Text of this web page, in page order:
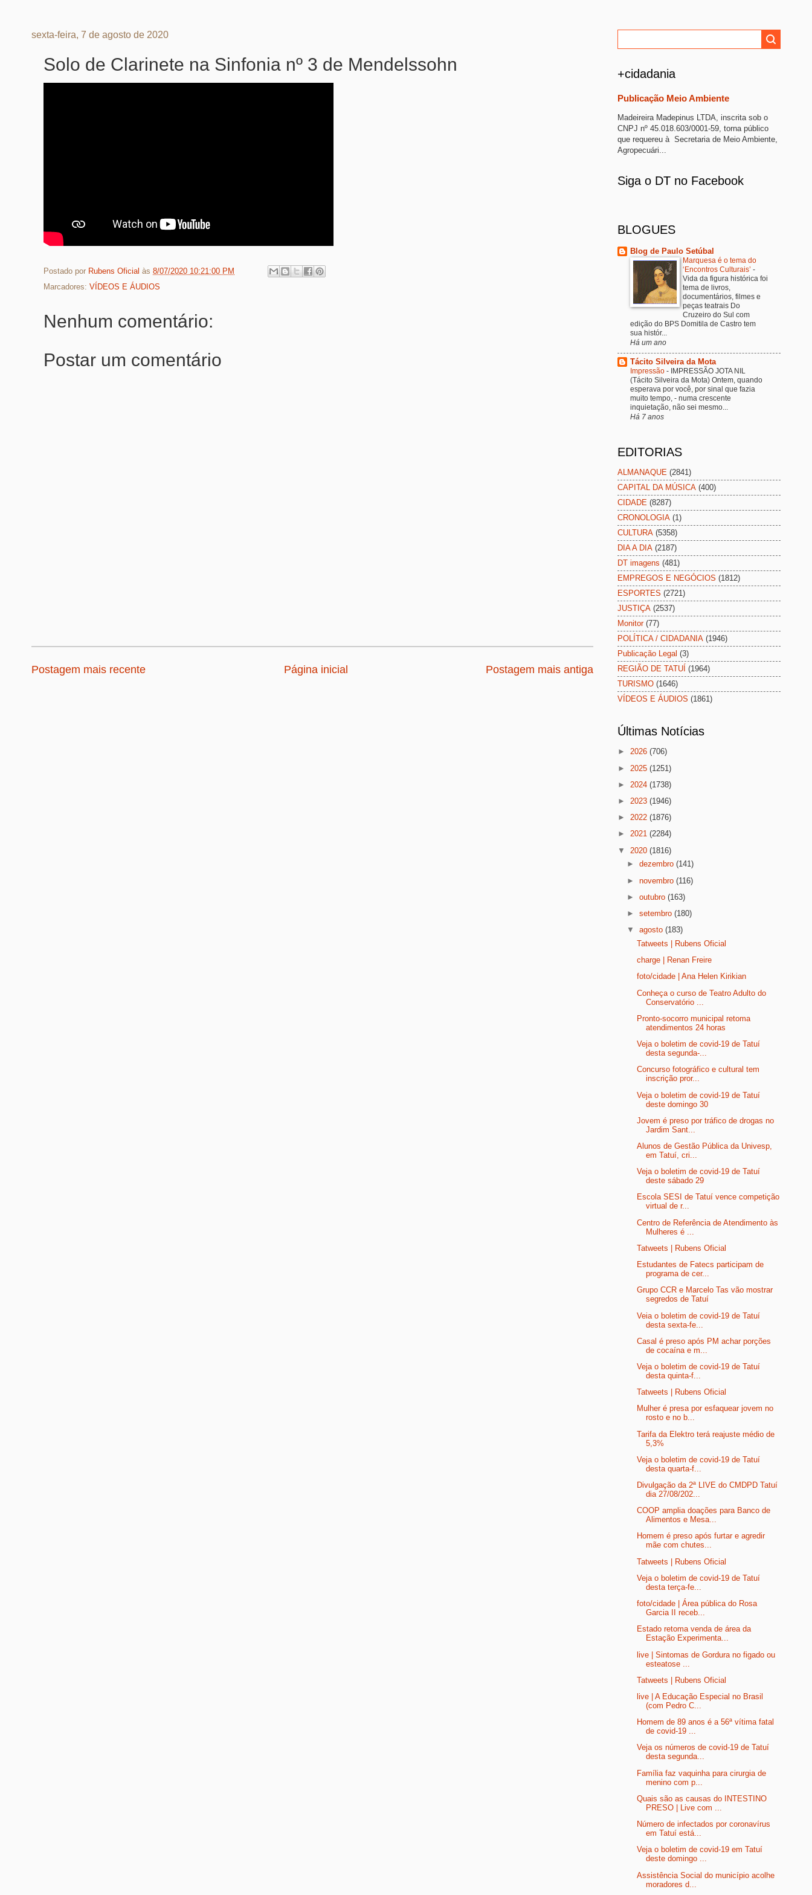
sexta-feira, 7 de agosto de 2020
Solo de Clarinete na Sinfonia nº 3 de Mendelssohn
Postado por Rubens Oficial às 8/07/2020 10:21:00 PM
Marcadores: VÍDEOS E ÁUDIOS
Nenhum comentário:
Postar um comentário
Postagem mais recente Postagem mais antiga
Página inicial
+cidadania
Publicação Meio Ambiente
Madeireira Madepinus LTDA, inscrita sob o
CNPJ nº 45.018.603/0001-59, torna público
que requereu à Secretaria de Meio Ambiente,
Agropecuári...
Siga o DT no Facebook
BLOGUES
Blog de Paulo Setúbal
Marquesa é o tema do
‘Encontros Culturais’ -
Vida da figura histórica foi
tema de livros,
documentários, filmes e
peças teatrais Do
Cruzeiro do Sul com
edição do BPS Domitila de Castro tem
sua histór...
Há um ano
Tácito Silveira da Mota
Impressão - IMPRESSÃO JOTA NIL
(Tácito Silveira da Mota) Ontem, quando
esperava por você, por sinal que fazia
muito tempo, - numa crescente
inquietação, não sei mesmo...
Há 7 anos
EDITORIAS
ALMANAQUE (2841)
CAPITAL DA MÚSICA (400)
CIDADE (8287)
CRONOLOGIA (1)
CULTURA (5358)
DIA A DIA (2187)
DT imagens (481)
EMPREGOS E NEGÓCIOS (1812)
ESPORTES (2721)
JUSTIÇA (2537)
Monitor (77)
POLÍTICA / CIDADANIA (1946)
Publicação Legal (3)
REGIÃO DE TATUÍ (1964)
TURISMO (1646)
VÍDEOS E ÁUDIOS (1861)
Últimas Notícias
► 2026 (706)
► 2025 (1251)
► 2024 (1738)
► 2023 (1946)
► 2022 (1876)
► 2021 (2284)
▼ 2020 (1816)
►dezembro(141)
►novembro(116)
►outubro(163)
►setembro(180)
▼agosto(183)
Tatweets | Rubens Oficial
charge | Renan Freire
foto/cidade | Ana Helen Kirikian
Conheça o curso de Teatro Adulto do
Conservatório ...
Pronto-socorro municipal retoma
atendimentos 24 horas
Veja o boletim de covid-19 de Tatuí
desta segunda-...
Concurso fotográfico e cultural tem
inscrição pror...
Veja o boletim de covid-19 de Tatuí
deste domingo 30
Jovem é preso por tráfico de drogas no
Jardim Sant...
Alunos de Gestão Pública da Univesp,
em Tatuí, cri...
Veja o boletim de covid-19 de Tatuí
deste sábado 29
Escola SESI de Tatuí vence competição
virtual de r...
Centro de Referência de Atendimento às
Mulheres é ...
Tatweets | Rubens Oficial
Estudantes de Fatecs participam de
programa de cer...
Grupo CCR e Marcelo Tas vão mostrar
segredos de Tatuí
Veia o boletim de covid-19 de Tatuí
desta sexta-fe...
Casal é preso após PM achar porções
de cocaína e m...
Veja o boletim de covid-19 de Tatuí
desta quinta-f...
Tatweets | Rubens Oficial
Mulher é presa por esfaquear jovem no
rosto e no b...
Tarifa da Elektro terá reajuste médio de
5,3%
Veja o boletim de covid-19 de Tatuí
desta quarta-f...
Divulgação da 2ª LIVE do CMDPD Tatuí
dia 27/08/202...
COOP amplia doações para Banco de
Alimentos e Mesa...
Homem é preso após furtar e agredir
mãe com chutes...
Tatweets | Rubens Oficial
Veja o boletim de covid-19 de Tatuí
desta terça-fe...
foto/cidade | Área pública do Rosa
Garcia II receb...
Estado retoma venda de área da
Estação Experimenta...
live | Sintomas de Gordura no figado ou
esteatose ...
Tatweets | Rubens Oficial
live | A Educação Especial no Brasil
(com Pedro C...
Homem de 89 anos é a 56ª vítima fatal
de covid-19 ...
Veja os números de covid-19 de Tatuí
desta segunda...
Família faz vaquinha para cirurgia de
menino com p...
Quais são as causas do INTESTINO
PRESO | Live com ...
Número de infectados por coronavírus
em Tatuí está...
Veja o boletim de covid-19 em Tatuí
deste domingo ...
Assistência Social do município acolhe
moradores d...